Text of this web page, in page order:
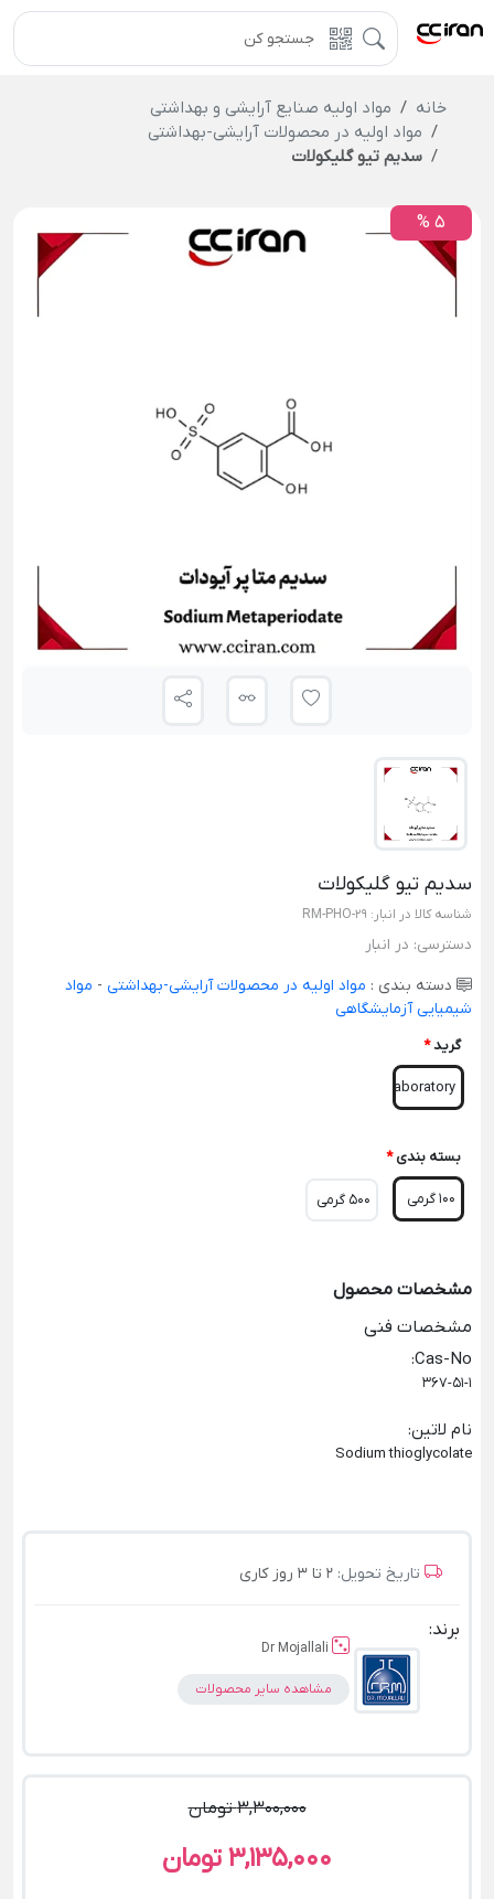
خانه
مواد اولیه صنایع آرایشی و بهداشتی
مواد اولیه در محصولات آرایشی-بهداشتی
سديم تیو گلیکولات
5 %
سديم تیو گلیکولات
شناسه کالا در انبار: RM-PHO-29
دسترسی: در انبار
دسته بندی : مواد اولیه در محصولات آرایشی-بهداشتی - مواد
شیمیایی آزمایشگاهی
گرید*
Laboratory
بسته بندی *
100 گرمی 500 گرمی
مشخصات محصول
مشخصات فنی
Cas-No
:
367-51-1
نام لاتین:
Sodium thioglycolate
تاریخ تحویل: 2 تا 3 روز کاری
برند:
Dr Mojallali
مشاهده سایر محصولات
3,300,000 تومان
3,135,000 تومان